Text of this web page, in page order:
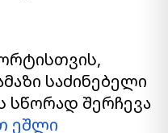
საძინებელი
სწორად შერჩევა
ეშლი